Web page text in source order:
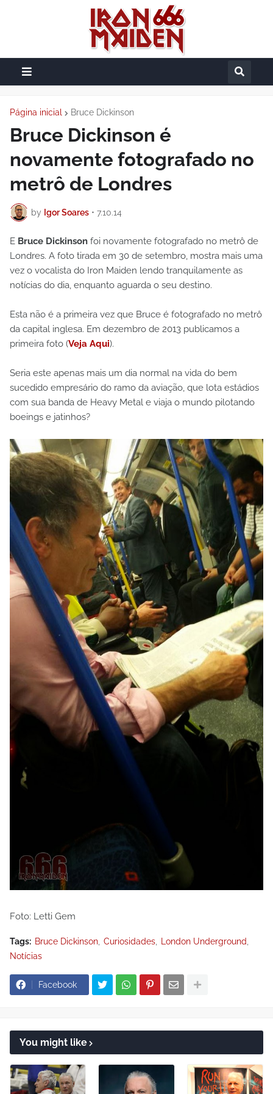
Página inicial Bruce Dickinson
Bruce Dickinson é
novamente fotografado no
metrô de Londres
by Igor Soares • 7.10.14
E Bruce Dickinson foi novamente fotografado no metrô de
Londres. A foto tirada em 30 de setembro, mostra mais uma
vez o vocalista do Iron Maiden lendo tranquilamente as
notícias do dia, enquanto aguarda o seu destino.
Esta não é a primeira vez que Bruce é fotografado no metrô
da capital inglesa. Em dezembro de 2013 publicamos a
primeira foto (Veja Aqui).
Seria este apenas mais um dia normal na vida do bem
sucedido empresário do ramo da aviação, que lota estádios
com sua banda de Heavy Metal e viaja o mundo pilotando
boeings e jatinhos?
Foto: Letti Gem
Tags: Bruce Dickinson Curiosidades
London Underground
Notícias
Facebook
You might like